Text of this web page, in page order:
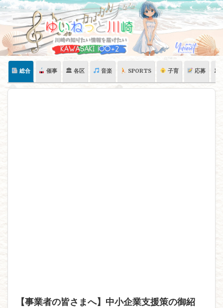
Skip
content
総合 催事 🏛 各区 音楽 SPORTS 子育 応募 🏛
【事業者の皆さまへ】中小企業支援策の御紹